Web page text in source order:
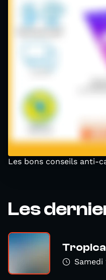
Les bons conseils anti-
Les
Samedi